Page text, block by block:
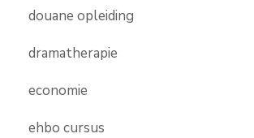
douane opleiding
dramatherapie
economie
ehbo cursus